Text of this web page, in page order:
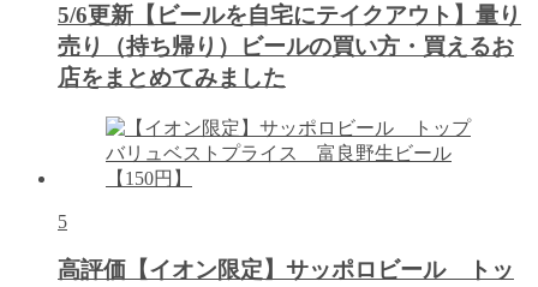
5/6更新【ビールを自宅にテイクアウト】量り
売り（持ち帰り）ビールの買い方・買えるお
店をまとめてみました
5
高評価【イオン限定】サッポロビール トッ